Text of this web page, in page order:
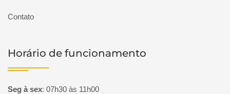
Contato
Horário de funcionamento
Seg à sex: 07h30 às 11h00